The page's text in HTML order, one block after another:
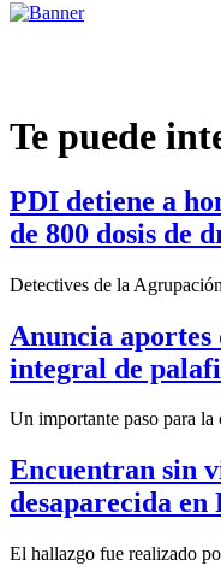
Te puede
PDI detiene a
de 800 dosis de
Detectives de la
Anuncia
integral de
Un importante paso para
Encuentran sin
desaparecida
El hallazgo fue realizado